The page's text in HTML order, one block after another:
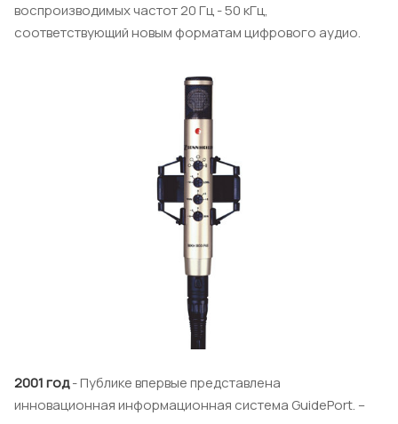
воспроизводимых частот 20 Гц - 50 кГц,
соответствующий новым форматам цифрового аудио.
2001 год- Публике впервые представлена
инновационная информационная система GuidePort. –